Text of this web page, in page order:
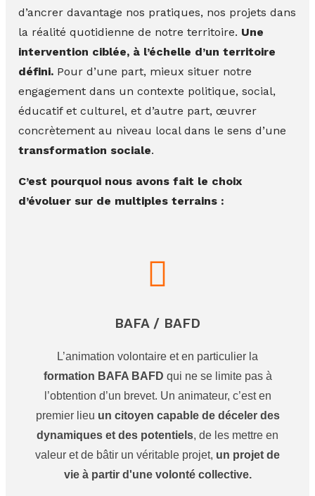
d’ancrer davantage nos pratiques, nos projets dans
la réalité quotidienne de notre territoire. Une
intervention ciblée, à l’échelle d’un territoire
défini. Pour d’une part, mieux situer notre
engagement dans un contexte politique, social,
éducatif et culturel, et d’autre part, œuvrer
concrètement au niveau local dans le sens d’une
transformation sociale.
C’est pourquoi nous avons fait le choix
d’évoluer sur de multiples terrains :
BAFA / BAFD
L’animation volontaire et en particulier la
formation BAFA BAFD qui ne se limite pas à
l’obtention d’un brevet. Un animateur, c’est en
premier lieu un citoyen capable de déceler des
dynamiques et des potentiels, de les mettre en
valeur et de bâtir un véritable projet, un projet de
vie à partir d'une volonté collective.